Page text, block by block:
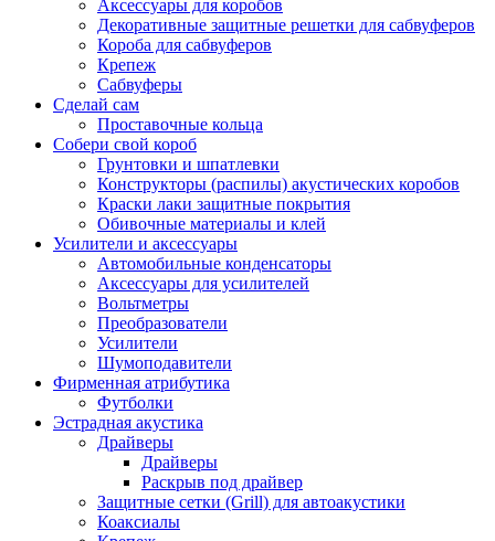
Аксессуары для коробов
Декоративные защитные решетки для сабвуферов
Короба для сабвуферов
Крепеж
Сабвуферы
Сделай сам
Проставочные кольца
Собери свой короб
Грунтовки и шпатлевки
Конструкторы (распилы) акустических коробов
Краски лаки защитные покрытия
Обивочные материалы и клей
Усилители и аксессуары
Автомобильные конденсаторы
Аксессуары для усилителей
Вольтметры
Преобразователи
Усилители
Шумоподавители
Фирменная атрибутика
Футболки
Эстрадная акустика
Драйверы
Драйверы
Раскрыв под драйвер
Защитные сетки (Grill) для автоакустики
Коаксиалы